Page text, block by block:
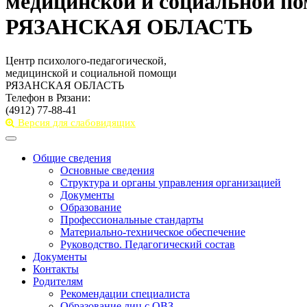
РЯЗАНСКАЯ ОБЛАСТЬ
Центр психолого-педагогической,
медицинской и социальной помощи
РЯЗАНСКАЯ ОБЛАСТЬ
Телефон в Рязани:
(4912) 77-88-41
Версия для слабовидящих
Toggle
navigationОбщие сведения
Основные сведения
Структура и органы управления организацией
Документы
Образование
Профессиональные стандарты
Материально-техническое обеспечение
Руководство. Педагогический состав
Документы
Контакты
Родителям
Рекомендации специалиста